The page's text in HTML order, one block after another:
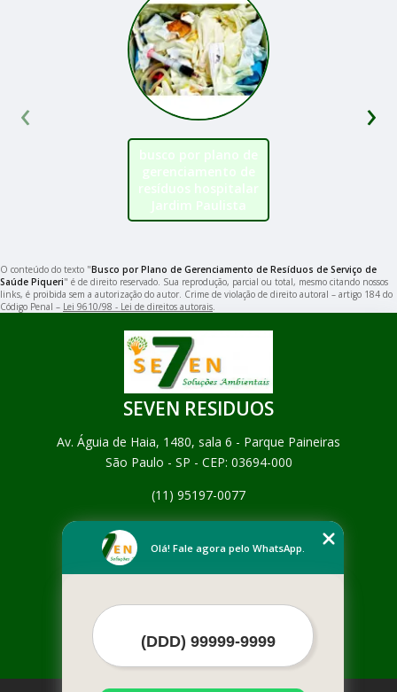
busco por plano de
gerenciamento de
resíduos hospitalar
Jardim Paulista
‹ ›
O conteúdo do texto "Busco por Plano de Gerenciamento de Resíduos de Serviço de
Saúde Piqueri" é de direito reservado. Sua reprodução, parcial ou total, mesmo citando nossos
links, é proibida sem a autorização do autor. Crime de violação de direito autoral – artigo 184 do
Código Penal – Lei 9610/98 - Lei de direitos autorais.
SEVEN RESIDUOS
Av. Águia de Haia, 1480, sala 6 - Parque Paineiras
São Paulo - SP - CEP: 03694-000
(11) 95197-0077
Empresa
Contato
Mais Serviços
Olá! Fale agora pelo WhatsApp.